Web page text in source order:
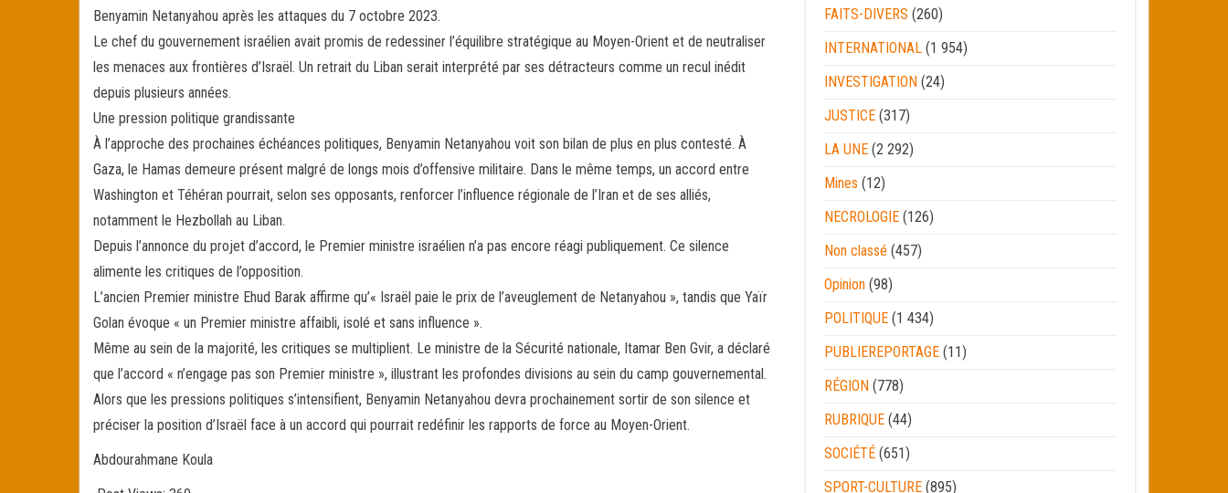
Benyamin Netanyahou après les attaques du 7 octobre 2023.
Le chef du gouvernement israélien avait promis de redessiner l’équilibre stratégique au Moyen-Orient et de neutraliser
les menaces aux frontières d’Israël. Un retrait du Liban serait interprété par ses détracteurs comme un recul inédit
depuis plusieurs années.
Une pression politique grandissante
À l’approche des prochaines échéances politiques, Benyamin Netanyahou voit son bilan de plus en plus contesté. À
Gaza, le Hamas demeure présent malgré de longs mois d’offensive militaire. Dans le même temps, un accord entre
Washington et Téhéran pourrait, selon ses opposants, renforcer l’influence régionale de l’Iran et de ses alliés,
notamment le Hezbollah au Liban.
Depuis l’annonce du projet d’accord, le Premier ministre israélien n’a pas encore réagi publiquement. Ce silence
alimente les critiques de l’opposition.
L’ancien Premier ministre Ehud Barak affirme qu’« Israël paie le prix de l’aveuglement de Netanyahou », tandis que Yaïr
Golan évoque « un Premier ministre affaibli, isolé et sans influence ».
Même au sein de la majorité, les critiques se multiplient. Le ministre de la Sécurité nationale, Itamar Ben Gvir, a déclaré
que l’accord « n’engage pas son Premier ministre », illustrant les profondes divisions au sein du camp gouvernemental.
Alors que les pressions politiques s’intensifient, Benyamin Netanyahou devra prochainement sortir de son silence et
préciser la position d’Israël face à un accord qui pourrait redéfinir les rapports de force au Moyen-Orient.
Abdourahmane Koula
FAITS-DIVERS (260)
INTERNATIONAL (1 954)
INVESTIGATION (24)
JUSTICE (317)
LA UNE (2 292)
Mines (12)
NECROLOGIE (126)
Non classé (457)
Opinion (98)
POLITIQUE (1 434)
PUBLIEREPORTAGE (11)
RÉGION (778)
RUBRIQUE (44)
SOCIÉTÉ (651)
SPORT-CULTURE (895)